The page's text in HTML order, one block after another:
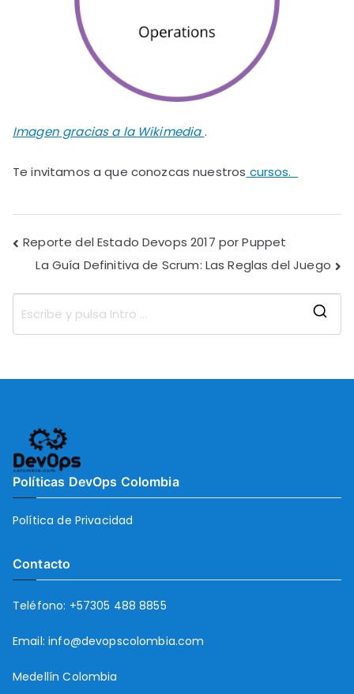
Imagen gracias a la Wikimedia.
Te invitamos a que conozcas nuestros cursos.
Reporte del Estado Devops 2017 por Puppet
La Guía Definitiva de Scrum: Las Reglas del Juego
Políticas DevOps Colombia
Política de Privacidad
Contacto
Teléfono: +57305 488 8855
Email:info@devopscolombia.com
Medellín Colombia